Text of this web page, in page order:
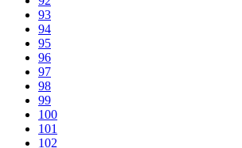
93
94
95
96
97
98
99
100
101
102